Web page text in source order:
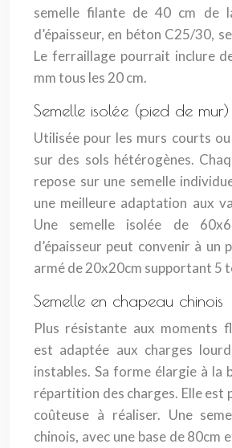
semelle filante de 40 cm de
d’épaisseur, en béton C25/30,
Le ferraillage pourrait inclure
mm tous les 20 cm.
Semelle isolée (pied de mur)
Utilisée pour les murs courts
sur des sols hétérogènes.
repose sur une semelle
une meilleure adaptation aux
Une semelle isolée de
d’épaisseur peut convenir à un
armé de 20x20cm supportant 5
Semelle en chapeau chinois
Plus résistante aux moments
est adaptée aux charges
instables. Sa forme élargie à la
répartition des charges. Elle est
coûteuse à réaliser. Une
chinois, avec une base de 80cm